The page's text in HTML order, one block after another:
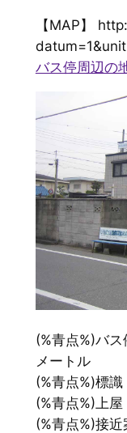
【MAP】
バス停周辺の
(%青点%)バ
メートル
(%青点%)標
(%青点%)上
(%青点%)接